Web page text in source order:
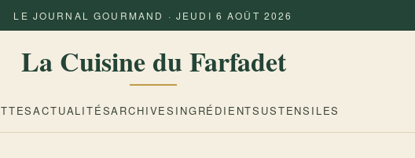
LE JOURNAL GOURMAND · JEUDI 6 AOÛT 2026
La Cuisine du Farfadet
ACTUALITÉSARCHIVES INGRÉDIENTS USTENSILES